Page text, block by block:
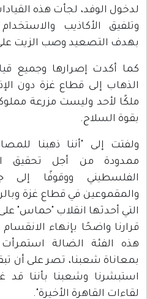
لدخول الوفد، لجأت هذه
وتلفيق الأكاذيب
بهدف التصعيد وصب الزيت
كما أكدت إصرارها وجميع
الذهاب إلى قطاع غزة دون
ملكًا لأحد وليست مزرعة
بقوة السلاح.
ولفتت إلى "أننا ذهبنا
ممدودة من أجل تحقيق
الفلسطيني ووقوفًا إلى
والمقموعين في قطاع غزة
التي أحدثها انقلاب "حماس"
قرارنا واضحًا بإنهاء
هذه الفئة الضالة استمرأت
بمعاناة شعبنا، تصر على أن
استبشرنا وشعبنا بأننا قد
لقاءات القاهرة الأخيرة".